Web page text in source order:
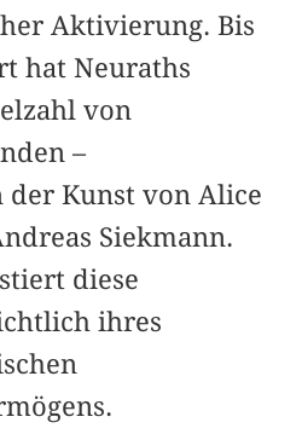
Aktivierung. Bis
hat Neuraths
von
–
der Kunst von Alice
Siekmann.
diese
ihres